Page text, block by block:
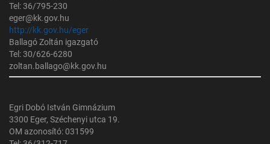
Tel: 36/795-230
eger@kk.gov.hu
http://kk.gov.hu/eger
Ballagó Zoltán igazgató
Tel: 30/626-6280
zoltan.ballago@kk.gov.hu
Egri Dobó István Gimnázium
3300 Eger, Széchenyi utca 19.
OM azonosító: 031599